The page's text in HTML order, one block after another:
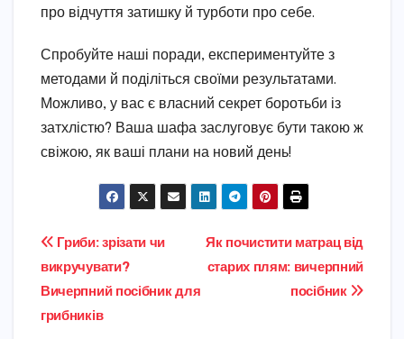
про відчуття затишку й турботи про себе.
Спробуйте наші поради, експериментуйте з
методами й поділіться своїми результатами.
Можливо, у вас є власний секрет боротьби із
затхлістю? Ваша шафа заслуговує бути такою ж
свіжою, як ваші плани на новий день!
Навігація
записів
Як почистити матрац від
старих плям: вичерпний
посібник
Гриби: зрізати чи
викручувати?
Вичерпний посібник для
грибників